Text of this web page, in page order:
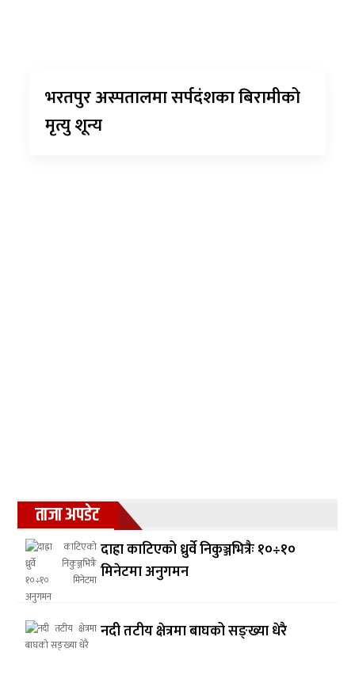
भरतपुर अस्पतालमा सर्पदंशका बिरामीको
मृत्यु शून्य
ताजा अपडेट
दाह्रा काटिएको ध्रुर्वे निकुञ्जभित्रैः १०÷१०
मिनेटमा अनुगमन
नदी तटीय क्षेत्रमा बाघको सङ्ख्या धेरै